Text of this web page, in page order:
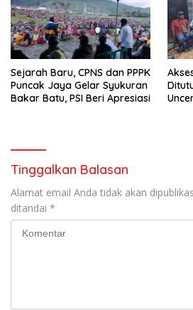
Sejarah Baru, CPNS dan PPPK
Puncak Jaya Gelar Syukuran
Bakar Batu, PSI Beri Apresiasi
Tinggalkan Balasan
Alamat email Anda tidak akan
ditandai *